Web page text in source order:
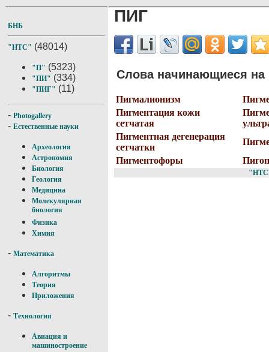
БНБ
"НТС" (48014)
"П" (5323)
"ПИ" (334)
"ПИГ" (11)
- Photogallery
- Естественные науки
Археология
Астрономия
Биология
Геология
Медицина
Молекулярная
биология
Физика
Химия
- Математика
Алгоритмы
Теория
Приложения
- Технология
Авиация и
машиностроение
ПИГ
Слова начинающиеся на
Пигмалионизм
Пигментация кожи
сетчатая
Пигментная дегенерация
сетчатки
Пигментофоры